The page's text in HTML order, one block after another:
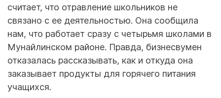
считает, что отравление школьников не
связано с ее деятельностью. Она сообщила
нам, что работает сразу с четырьмя школами в
Мунайлинском районе. Правда, бизнесвумен
отказалась рассказывать, как и откуда она
заказывает продукты для горячего питания
учащихся.